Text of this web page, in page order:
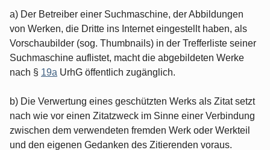
a) Der Betreiber einer Suchmaschine, der Abbildungen
von Werken, die Dritte ins Internet eingestellt haben, als
Vorschaubilder (sog. Thumbnails) in der Trefferliste seiner
Suchmaschine auflistet, macht die abgebildeten Werke
nach § 19a UrhG öffentlich zugänglich.
b) Die Verwertung eines geschützten Werks als Zitat setzt
nach wie vor einen Zitatzweck im Sinne einer Verbindung
zwischen dem verwendeten fremden Werk oder Werkteil
und den eigenen Gedanken des Zitierenden voraus.